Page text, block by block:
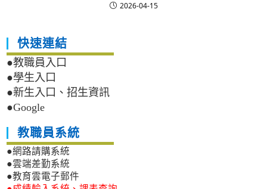
2026-04-15
快速連結
●教職員入口
●學生入口
●新生入口、招生資訊
●Google
教職員系統
●網路請購系統
●雲端差勤系統
●教育雲電子郵件